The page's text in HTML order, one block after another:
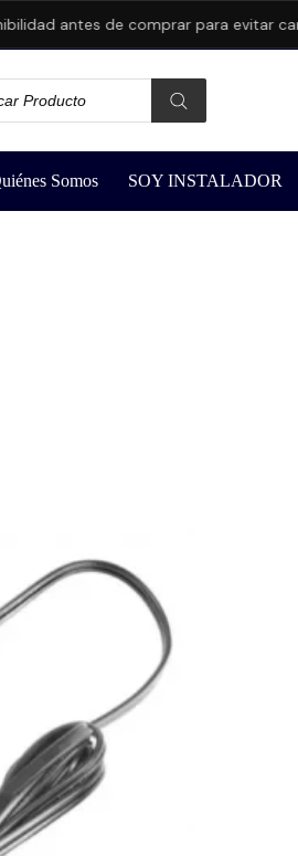
antes de comprar para evitar
Somos SOY INSTALADOR